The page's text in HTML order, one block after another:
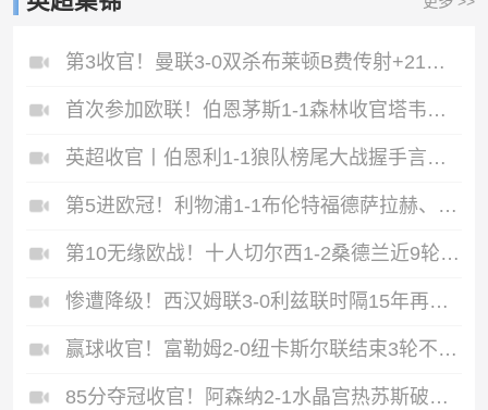
第3收官！曼联3-0双杀布莱顿B费传射+21助破纪录独享英超助攻王
首次参加欧联！伯恩茅斯1-1森林收官塔韦尼耶救主怀特远射破门
英超收官丨伯恩利1-1狼队榜尾大战握手言和两队双双降入英冠
第5进欧冠！利物浦1-1布伦特福德萨拉赫、罗伯逊结束9年红军生涯
第10无缘欧战！十人切尔西1-2桑德兰近9轮仅1胜桑德兰第7进欧战
惨遭降级！西汉姆联3-0利兹联时隔15年再度降级至英冠
赢球收官！富勒姆2-0纽卡斯尔联结束3轮不胜迪奥普、凯尔尼破门
85分夺冠收官！阿森纳2-1水晶宫热苏斯破门+失良机马杜埃凯建功